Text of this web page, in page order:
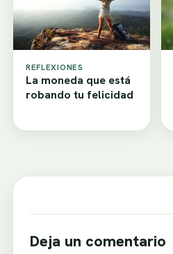
REFLEXIONES
La moneda que está
robando tu felicidad
Deja un comentario